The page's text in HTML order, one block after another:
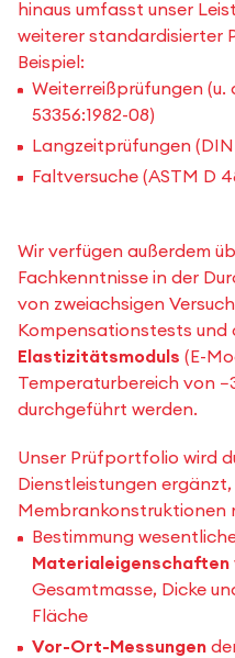
hinaus umfasst unser
weiterer standardisierter
Beispiel:
Weiterreißprüfungen (u.
53356:1982-08)
Langzeitprüfungen (DIN
Faltversuche (ASTM D
Wir verfügen außerdem
Fachkenntnisse in der
von zweiachsigen
Kompensationstests und
Elastizitätsmoduls (E-
Temperaturbereich von
durchgeführt werden.
Unser Prüfportfolio wird
Dienstleistungen
Membrankonstruktionen
Bestimmung
Materialeigenschaften
Gesamtmasse, Dicke
Fläche
Vor-Ort-Messungen